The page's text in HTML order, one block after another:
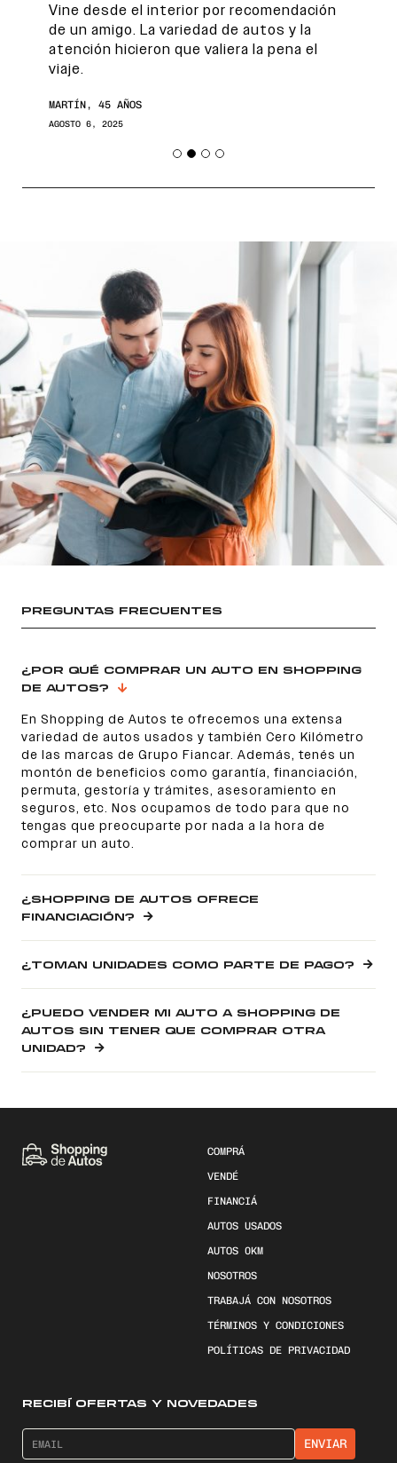
Vine desde el interior por recomendación
de un amigo. La variedad de autos y la
atención hicieron que valiera la pena el
viaje.
MARTÍN, 45 AÑOS
AGOSTO 6, 2025
PREGUNTAS FRECUENTES
¿POR QUÉ COMPRAR UN AUTO EN SHOPPING
DE AUTOS?
En Shopping de Autos te ofrecemos una extensa
variedad de autos usados y también Cero Kilómetro
de las marcas de Grupo Fiancar. Además, tenés un
montón de beneficios como garantía, financiación,
permuta, gestoría y trámites, asesoramiento en
seguros, etc. Nos ocupamos de todo para que no
tengas que preocuparte por nada a la hora de
comprar un auto.
¿SHOPPING DE AUTOS OFRECE
FINANCIACIÓN?
¿TOMAN UNIDADES COMO PARTE DE PAGO?
¿PUEDO VENDER MI AUTO A SHOPPING DE
AUTOS SIN TENER QUE COMPRAR OTRA
UNIDAD?
COMPRÁ
VENDÉ
FINANCIÁ
AUTOS USADOS
AUTOS 0KM
NOSOTROS
TRABAJÁ CON NOSOTROS
TÉRMINOS Y CONDICIONES
POLÍTICAS DE PRIVACIDAD
RECIBÍ OFERTAS Y NOVEDADES